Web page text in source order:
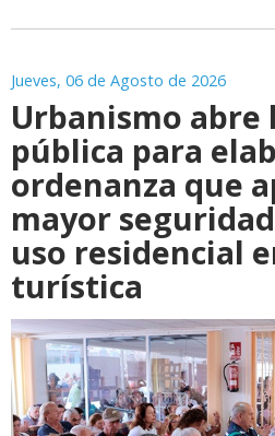
Jueves, 06 de Agosto de 2026
Urbanismo abre
pública para
ordenanza que
mayor
uso residencial
turística